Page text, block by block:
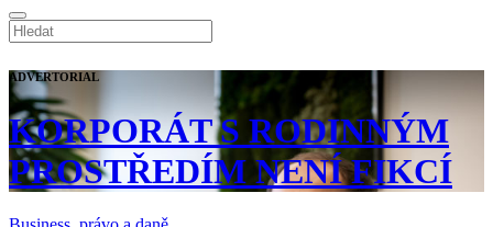
ADVERTORIAL
KORPORÁT S RODINNÝM
PROSTŘEDÍM NENÍ FIKCÍ